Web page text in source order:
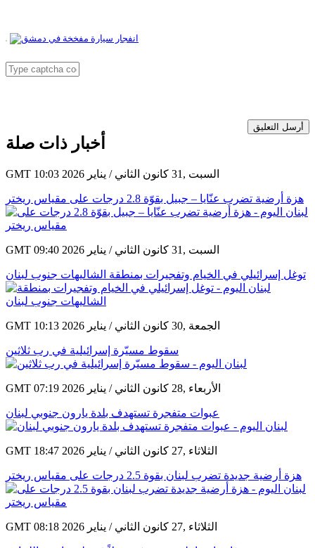
أرسل التعليق
أخبار ذات صلة
GMT 10:03 2026 السبت ,31 كانون الثاني / يناير
هزة أرضية تضرب عنّايا – جبيل بقوّة 2.8 درجات على مقياس ريختر
GMT 09:40 2026 السبت ,31 كانون الثاني / يناير
توغل إسرائيلي في الخيام وتفجيرات بمنطقة الشاليهات جنوب لبنان
GMT 10:13 2026 الجمعة ,30 كانون الثاني / يناير
سقوط مسيّرة إسرائيلية في رب ثلاثين
GMT 07:19 2026 الأربعاء ,28 كانون الثاني / يناير
عبوات متفجرة تستهدف بلدة يارون جنوبي لبنان
GMT 18:47 2026 الثلاثاء ,27 كانون الثاني / يناير
هزة أرضية جديدة تضرب لبنان بقوة 2.5 درجات على مقياس ريختر
GMT 08:18 2026 الثلاثاء ,27 كانون الثاني / يناير